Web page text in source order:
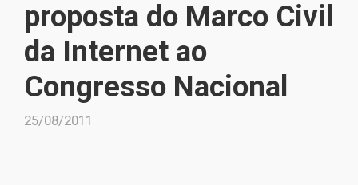
proposta do Marco Civil
da Internet ao
Congresso Nacional
25/08/2011